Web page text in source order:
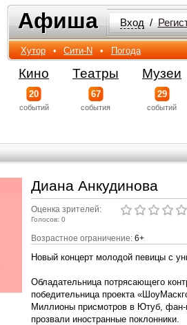
Афиша
Афиша Вход /
Хутор • Сити-N • Погода
Кино
20
событий
Театры
67
события
Музеи
29
событий
Диана Анкудинова
Оценка зрителей:
Голосов: 0
Возрастное ограничение: 6+
Новый концерт молодой певицы с
Обладательница потрясающего
победительница проекта
Миллионы присмотров в Ютуб, фан-
прозвали иностранные поклонники.